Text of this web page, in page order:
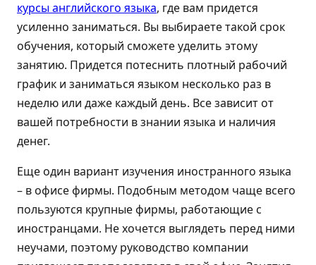
курсы английского языка, где вам придется
усиленно заниматься. Вы выбираете такой срок
обучения, который сможете уделить этому
занятию. Придется потеснить плотный рабочий
график и заниматься языком несколько раз в
неделю или даже каждый день. Все зависит от
вашей потребности в знании языка и наличия
денег.
Еще один вариант изучения иностранного языка
– в офисе фирмы. Подобным методом чаще всего
пользуются крупные фирмы, работающие с
иностранцами. Не хочется выглядеть перед ними
неучами, поэтому руководство компании